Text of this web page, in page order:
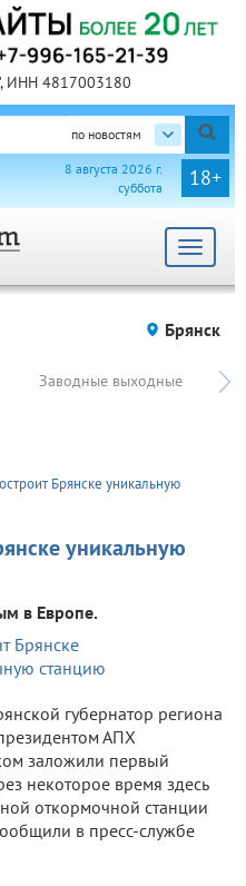
ИНН 4817003180
по новостям
18+
8 августа 2026 г.
суббота
Toggle
Брянск
Заводные выходные
Брянске уникальную
уникальную
в Европе.
губернатор региона
АПХ
заложили первый
некоторое время здесь
откормочной станции
в пресс-службе